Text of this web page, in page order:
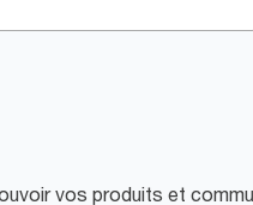
vos produits et